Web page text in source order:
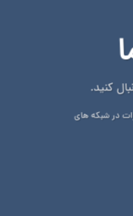
کنید.
در شبکه های